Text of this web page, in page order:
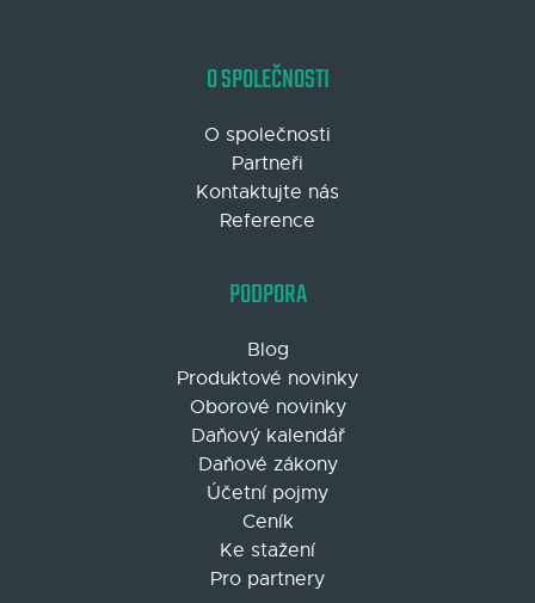
O SPOLEČNOSTI
O společnosti
Partneři
Kontaktujte nás
Reference
PODPORA
Blog
Produktové novinky
Oborové novinky
Daňový kalendář
Daňové zákony
Účetní pojmy
Ceník
Ke stažení
Pro partnery